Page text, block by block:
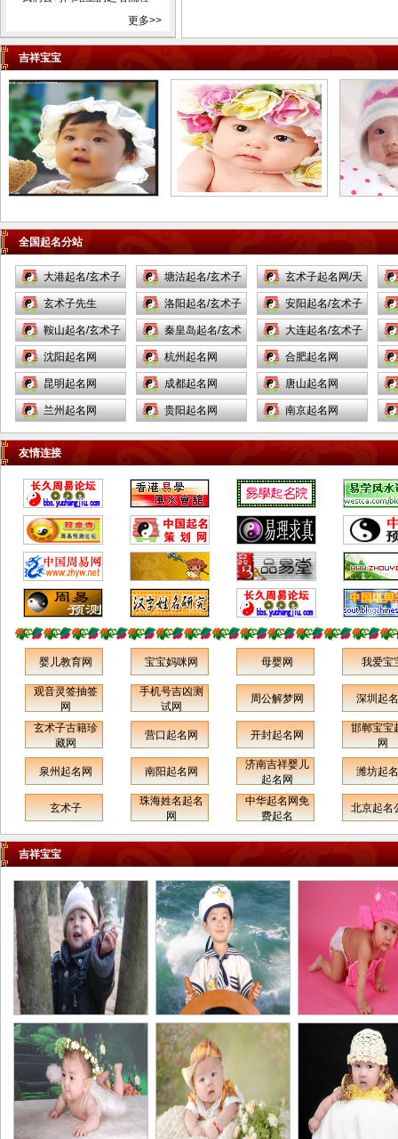
市孝义市汾阳市内蒙古自治区
包头市乌海市赤峰市通辽市根
河市丰镇市满洲里市牙克石市
阿尔山市呼和浩特市霍林郭勒
市鄂尔多斯市呼伦贝尔彦淖尔
市乌兰察布市锡林浩特市二连
浩特市乌兰浩特市阿拉善左旗
辽宁省沈阳市新民市大连市庄
河市长海县鞍山市海城市抚顺
市本溪市丹东市东港市凤城市
锦州市凌海市北宁市营口市盖
州市阜新市辽阳市灯塔市盘锦
市铁岭市开原市朝阳市凌源市
北票市兴城市大石桥市瓦房店
市普兰店市调兵山市葫芦岛市
吉林省长春市九台市榆树市德
惠市吉林市舒兰市桦甸市蛟河
市磐石市四平市双辽市辽源市
通化市集安市白山市临江市松
原市白城市大安市洮南市延吉
市图们市敦化市龙井市珲春市
和龙市公主岭市梅河口市黑龙
江省阿城市尚志市双城市五常
市讷河市鹤岗市鸡西市密山市
虎林市大庆市伊春市铁力市宁
安市海林市穆棱市同江市富锦
市黑河市北安市绥化市安达市
肇东市海伦市七台河市双鸭山
市牡丹江市佳木斯市绥芬河市
哈尔滨市齐齐哈尔市五大连池
市上海市黄浦卢湾区徐汇区长
宁区静安区普陀区闸北区虹口
区杨浦区宝山区闵行区嘉定区
贤区浦东新区江苏省南京市无
锡市江阴市宜兴市徐州市邳州
市新沂市常州市金坛市溧阳市
苏州市常熟市太仓市昆山市吴
江市南通市如皋市通州市海门
市启东市淮安市盐城市东台市
大丰市扬州市高邮市江都市仪
征市镇江市丹阳市扬中市句容
市泰州市泰兴市姜堰市靖江市
兴化市宿迁市连云港市张家港
市浙江省杭州市建德市富阳市
临安市宁波市余姚市慈溪市奉
化市温州市瑞安市乐清市嘉兴
市海宁市平湖市桐乡市湖州市
绍兴市诸暨市上虞市嵊州市金
华市兰溪市义乌市东阳市永康
市衢州市江山市舟山市台州市
更多>>
吉祥宝宝
全国起名分站
大港起名/玄术子
起名网/
塘沽起名/玄术子
起名网/
玄术子起名网/天
津起名/
玄术子先生 洛阳起名/玄术子
起名网/
安阳起名/玄术子
起名网/
鞍山起名/玄术子
起名网/
秦皇岛起名/玄术
子起名/
大连起名/玄术子
起名网/
沈阳起名网 杭州起名网 合肥起名网
昆明起名网 成都起名网 唐山起名网
兰州起名网 贵阳起名网 南京起名网
安顺起名网 佛山起名网 蚌埠起名网
开远起名网 西昌起名网 嘉峪关起名网
衡阳起名网 南昌起名网 福州起名网
西宁起名网 大同起名网 锦州起名网
乌鲁木齐起名网 重庆起名网 上海起名网
静海起名网 宁河起名网 北辰起名网
天津和平区起名网 河北区起名网 南开区起名网
霸州起名网 任丘起名网 柳州起名网
喀什起名网 伊宁起名网 奎屯起名网
南通起名网 镇江起名网 无锡起名网
延安起名网 宝鸡起名网 汉中起名网
玉门起名网 威海起名网 潍坊起名网
枣庄起名网 临沂起名网 新汶起名网
泉州起名网 南平起名网 龙岩起名网
浑江起名网 通化起名网 延吉起名网
友情连接
婴儿教育网 宝宝妈咪网 母婴网 我爱宝
观音灵签抽签
网
手机号吉凶测
试网
周公解梦网 深圳起
玄术子古籍珍
藏网
营口起名网 开封起名网
邯郸宝宝
网
泉州起名网 南阳起名网
济南吉祥婴儿
起名网
潍坊起
玄术子
珠海姓名起名
网
中华起名网免
费起名
北京起名
吉祥宝宝